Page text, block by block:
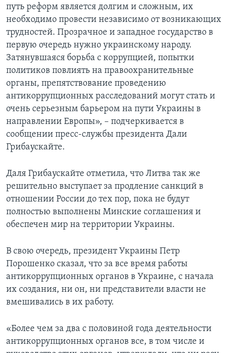
путь реформ является долгим и сложным, их
необходимо провести независимо от возникающих
трудностей. Прозрачное и западное государство в
первую очередь нужно украинскому народу.
Затянувшаяся борьба с коррупцией, попытки
политиков повлиять на правоохранительные
органы, препятствование проведению
антикоррупционных расследований могут стать и
очень серьезным барьером на пути Украины в
направлении Европы», – подчеркивается в
сообщении пресс-службы президента Дали
Грибаускайте.
Даля Грибаускайте отметила, что Литва так же
решительно выступает за продление санкций в
отношении России до тех пор, пока не будут
полностью выполнены Минские соглашения и
обеспечен мир на территории Украины.
В свою очередь, президент Украины Петр
Порошенко сказал, что за все время работы
антикоррупционных органов в Украине, с начала
их создания, ни он, ни представители власти не
вмешивались в их работу.
«Более чем за два с половиной года деятельности
антикоррупционных органов все, в том числе и